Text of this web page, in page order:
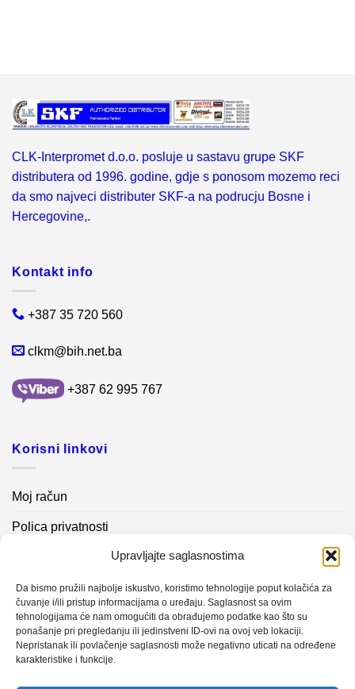
Upravljajte saglasnostima
Da bismo pružili najbolje iskustvo, koristimo tehnologije poput kolačića za
čuvanje i/ili pristup informacijama o uređaju. Saglasnost sa ovim
tehnologijama će nam omogućiti da obrađujemo podatke kao što su
ponašanje pri pregledanju ili jedinstveni ID-ovi na ovoj veb lokaciji.
Nepristanak ili povlačenje saglasnosti može negativno uticati na određene
karakteristike i funkcije.
CLK-Interpromet d.o.o. posluje u sastavu grupe SKF
distributera od 1996. godine, gdje s ponosom mozemo reci
da smo najveci distributer SKF-a na podrucju Bosne i
Hercegovine,.
Kontakt info
+387 35 720 560
clkm@bih.net.ba
+387 62 995 767
Korisni linkovi
Moj račun
Polica privatnosti
Kontakt info
Novosti